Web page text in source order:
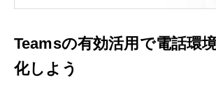
Teamsの有効活用で電話環
化しよう